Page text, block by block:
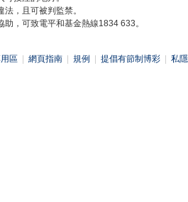
，且可被判監禁。
，可致電平和基金熱線1834 633。
區 網頁指南 規例 提倡有節制博彩 私